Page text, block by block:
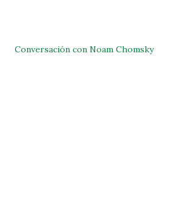
Conversación con Noam Chomsky